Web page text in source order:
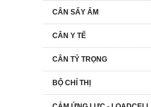
CÂN SẤY ẨM
CÂN Y TẾ
CÂN TỶ TRỌNG
BỘ CHỈ THỊ